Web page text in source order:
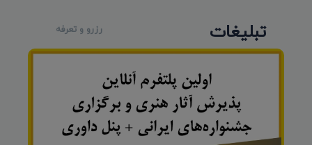
تبلیغات رزرو و تعرفه